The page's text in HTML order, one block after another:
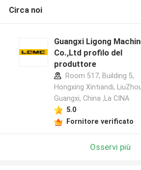
Circa noi
Guangxi Ligong
Co.,Ltd profilo del
produttore
Room 517, Building 5,
Hongxing Xintiandi,
Guangxi, China ,La CINA
5.0
Fornitore verificato
Osservi più